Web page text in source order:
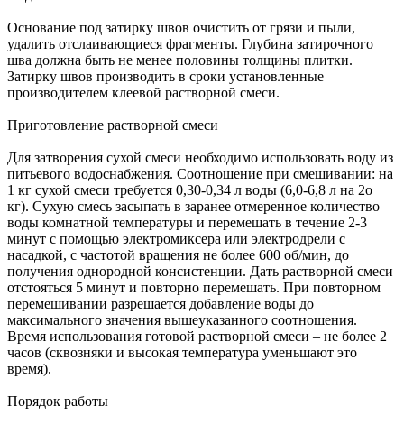
Основание под затирку швов очистить от грязи и пыли,
удалить отслаивающиеся фрагменты. Глубина затирочного
шва должна быть не менее половины толщины плитки.
Затирку швов производить в сроки установленные
производителем клеевой растворной смеси.
Приготовление растворной смеси
Для затворения сухой смеси необходимо использовать воду из
питьевого водоснабжения. Соотношение при смешивании: на
1 кг сухой смеси требуется 0,30-0,34 л воды (6,0-6,8 л на 2о
кг). Сухую смесь засыпать в заранее отмеренное количество
воды комнатной температуры и перемешать в течение 2-3
минут с помощью электромиксера или электродрели с
насадкой, с частотой вращения не более 600 об/мин, до
получения однородной консистенции. Дать растворной смеси
отстояться 5 минут и повторно перемешать. При повторном
перемешивании разрешается добавление воды до
максимального значения вышеуказанного соотношения.
Время использования готовой растворной смеси – не более 2
часов (сквозняки и высокая температура уменьшают это
время).
Порядок работы